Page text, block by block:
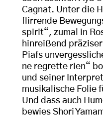
Cagnat. Unter die
flirrende
spirit“, zumal in
hinreißend
Piafs
ne regrette rien“
und seiner
musikalische Folie
Und dass auch
bewies Shori